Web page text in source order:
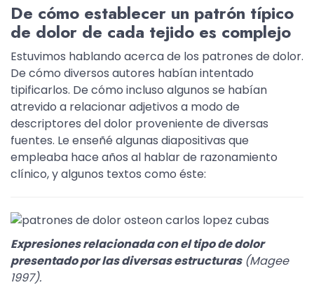
De cómo establecer un patrón típico
de dolor de cada tejido es complejo
Estuvimos hablando acerca de los patrones de dolor.
De cómo diversos autores habían intentado
tipificarlos. De cómo incluso algunos se habían
atrevido a relacionar adjetivos a modo de
descriptores del dolor proveniente de diversas
fuentes. Le enseñé algunas diapositivas que
empleaba hace años al hablar de razonamiento
clínico, y algunos textos como éste:
Expresiones relacionada con el tipo de dolor
presentado por las diversas estructuras(Magee
1997).